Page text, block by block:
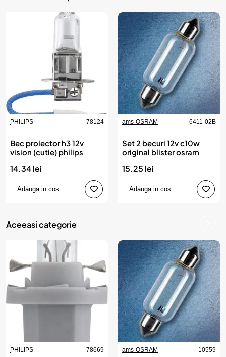
PHILIPS 78124
Bec proiector h3 12v
vision (cutie) philips
14.34 lei
Adauga in cos
ams-OSRAM 6411-02B
Set 2 becuri 12v c10w
original blister osram
15.25 lei
Adauga in cos
Aceeasi categorie
PHILIPS 78669 ams-OSRAM 10559